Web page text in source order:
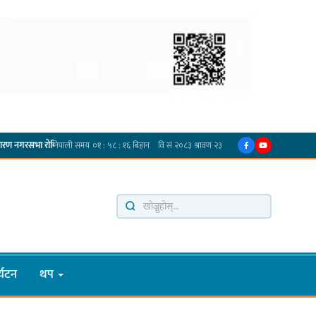
· प्रदेश अधिकार विहीन भएकोले सरकार फेरबदल गर्न दलहरूलाई अस्थिरताको खेल सजिलो :
थप